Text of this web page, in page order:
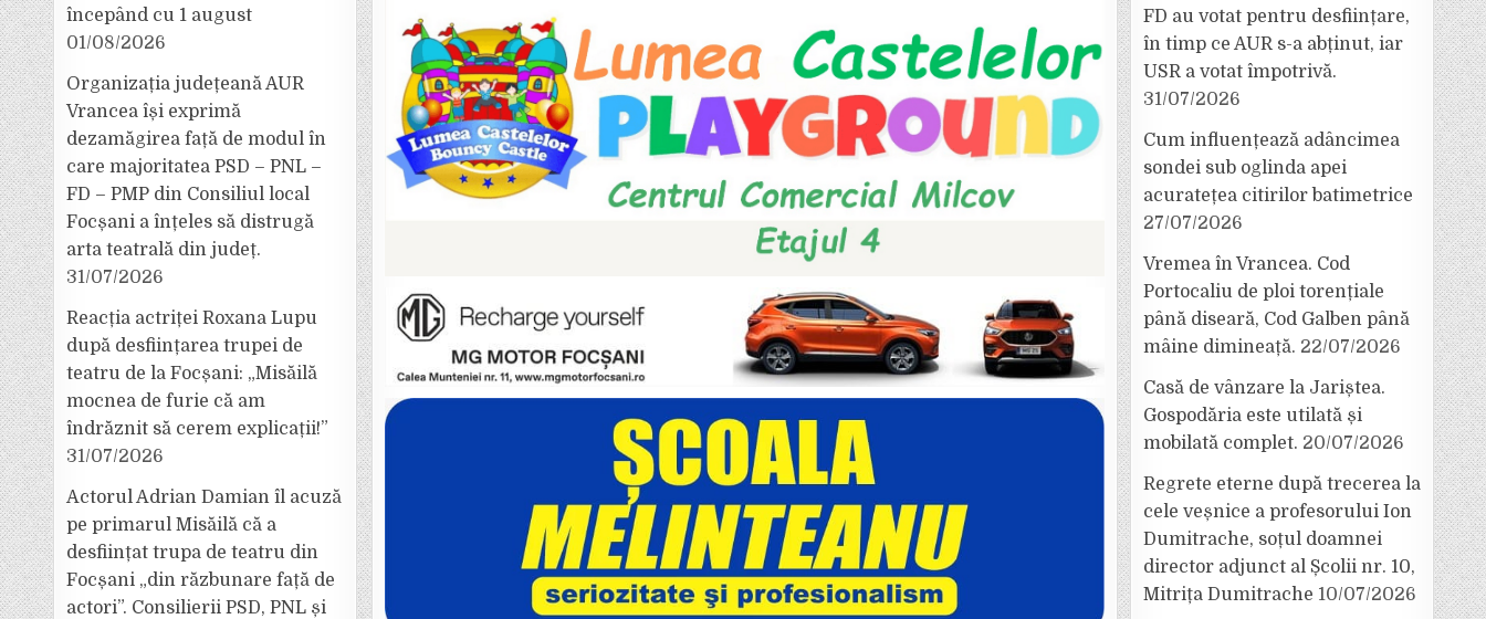
începând cu 1 august
01/08/2026
Organizația județeană AUR
Vrancea își exprimă
dezamăgirea față de modul în
care majoritatea PSD – PNL –
FD – PMP din Consiliul local
Focșani a înțeles să distrugă
arta teatrală din județ.
31/07/2026
Reacția actriței Roxana Lupu
după desființarea trupei de
teatru de la Focșani: „Misăilă
mocnea de furie că am
îndrăznit să cerem explicații!”
31/07/2026
Actorul Adrian Damian îl acuză
pe primarul Misăilă că a
desființat trupa de teatru din
Focșani „din răzbunare față de
actori”. Consilierii PSD, PNL și
FD au votat pentru desființare,
în timp ce AUR s-a abținut, iar
USR a votat împotrivă.
31/07/2026
Cum influențează adâncimea
sondei sub oglinda apei
acuratețea citirilor batimetrice
27/07/2026
Vremea în Vrancea. Cod
Portocaliu de ploi torențiale
până diseară, Cod Galben până
mâine dimineață. 22/07/2026
Casă de vânzare la Jariștea.
Gospodăria este utilată și
mobilată complet. 20/07/2026
Regrete eterne după trecerea la
cele veșnice a profesorului Ion
Dumitrache, soțul doamnei
director adjunct al Școlii nr. 10,
Mitrița Dumitrache 10/07/2026